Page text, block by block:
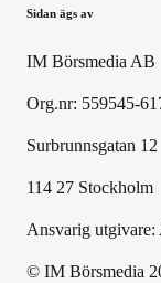
Sidan ägs av
IM Börsmedia AB
Org.nr: 559545-
Surbrunnsgatan 12
114 27 Stockholm
Ansvarig utgivare:
© IM Börsmedia